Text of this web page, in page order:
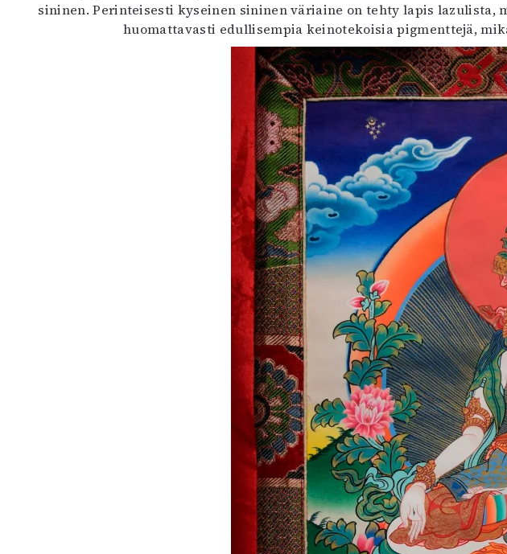
sininen. Perinteisesti kyseinen sininen väriaine on tehty lapis
huomattavasti edullisempia keinotekoisia pigmenttejä,